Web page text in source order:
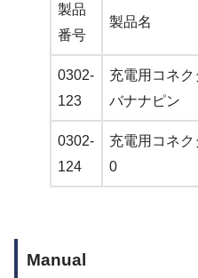
製品
番号
製品名
0302-
123
充電用コネ
バナナピン
0302-
124
充電用コネ
0
Manual